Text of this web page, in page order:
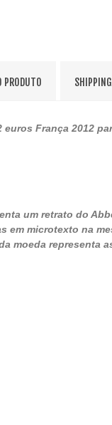
PRODUTO
França 2012
um retrato do
em microtexto na
moeda representa